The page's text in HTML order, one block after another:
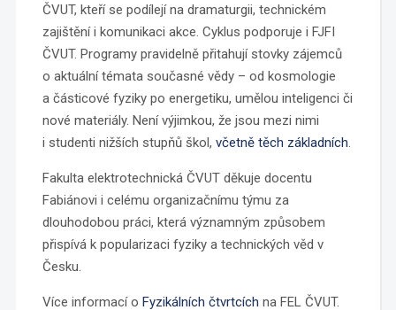
ČVUT, kteří se podílejí na dramaturgii, technickém
zajištění i komunikaci akce. Cyklus podporuje i FJFI
ČVUT. Programy pravidelně přitahují stovky zájemců
o aktuální témata současné vědy – od kosmologie
a částicové fyziky po energetiku, umělou inteligenci či
nové materiály. Není výjimkou, že jsou mezi nimi
i studenti nižších stupňů škol, včetně těch základních.
Fakulta elektrotechnická ČVUT děkuje docentu
Fabiánovi i celému organizačnímu týmu za
dlouhodobou práci, která významným způsobem
přispívá k popularizaci fyziky a technických věd v
Česku.
Více informací o Fyzikálních čtvrtcích na FEL ČVUT.